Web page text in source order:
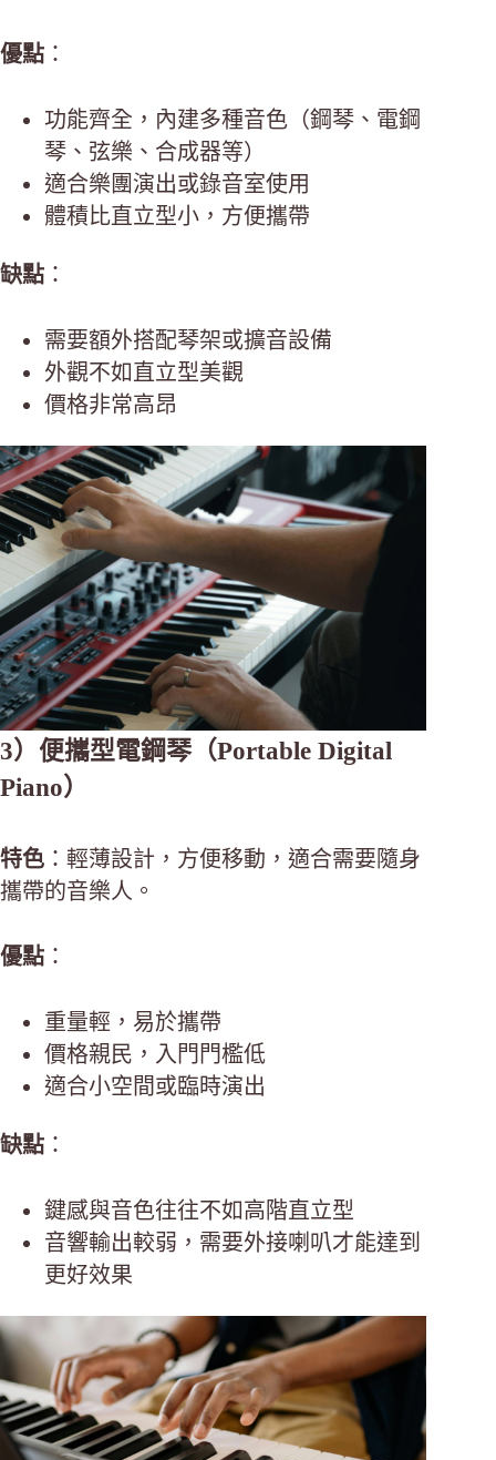
優點 ：
功能齊全，內建多種音色（鋼琴、電鋼
琴、弦樂、合成器等）
適合樂團演出或錄音室使用
體積比直立型小，方便攜帶
缺點 ：
需要額外搭配琴架或擴音設備
外觀不如直立型美觀
價格非常高昂
3）便攜型電鋼琴（Portable Digital
Piano）
特色 ：輕薄設計，方便移動，適合需要隨身
攜帶的音樂人。
優點 ：
重量輕，易於攜帶
價格親民，入門門檻低
適合小空間或臨時演出
缺點 ：
鍵感與音色往往不如高階直立型
音響輸出較弱，需要外接喇叭才能達到
更好效果